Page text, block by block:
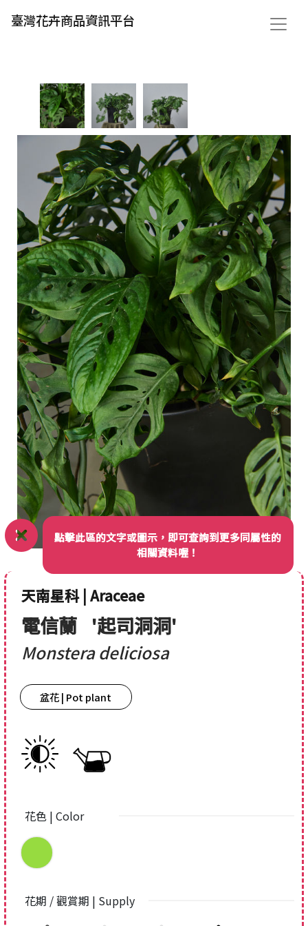
臺灣花卉商品資訊平台
點擊此區的文字或圖示，即可查詢到更多同屬性的
相關資料喔！
天南星科 | Araceae
電信蘭 '起司洞洞'
Monstera deliciosa
盆花 | Pot plant
花色 | Color
花期 / 觀賞期 | Supply